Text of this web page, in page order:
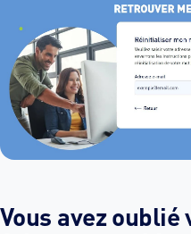
Vous avez